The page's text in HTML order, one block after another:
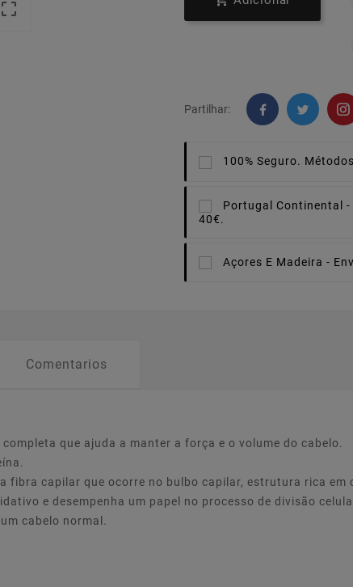

Partilhar:
100% Seguro.
Portugal Continental -
40€.
Açores E Madeira -
Comentarios
que ajuda a manter a força e o volume do cabelo.
fibra capilar que ocorre no bulbo capilar, estrutura rica em
e desempenha um papel no processo de divisão
cabelo normal.